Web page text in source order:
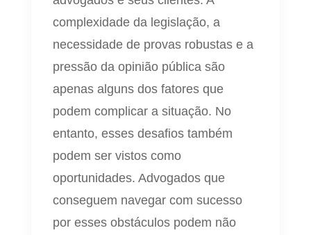
complexidade da legislação, a
necessidade de provas robustas e a
pressão da opinião pública são
apenas alguns dos fatores que
podem complicar a situação. No
entanto, esses desafios também
podem ser vistos como
oportunidades. Advogados que
conseguem navegar com sucesso
por esses obstáculos podem não